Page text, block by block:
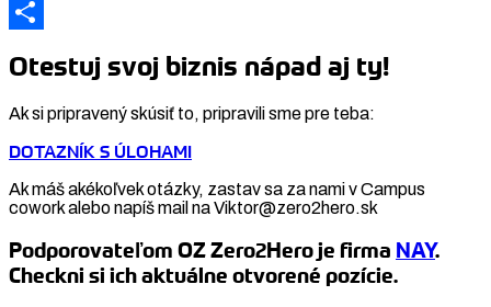
Link
LinkedIn
Otestuj svoj biznis nápad aj ty!
Ak si pripravený skúsiť to, pripravili sme pre teba:
DOTAZNÍK S ÚLOHAMI
Ak máš akékoľvek otázky, zastav sa za nami v Campus
cowork alebo napíš mail na Viktor@zero2hero.sk
Podporovateľom OZ Zero2Hero je firma NAY.
Checkni si ich aktuálne otvorené pozície.